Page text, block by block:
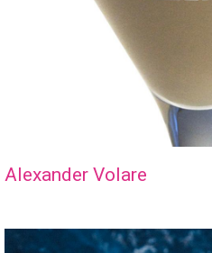
Alexander Volare